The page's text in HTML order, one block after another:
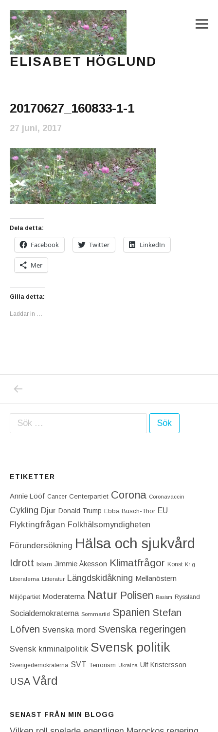
ELISABET HÖGLUND
20170627_160833-1-1
27 juni, 2017
Dela detta:
Facebook Twitter LinkedIn
Mer
Gilla detta:
Laddar in …
Inläggsnavigering
Sök efter:
ETIKETTER
Annie Lööf Cancer Centerpartiet‎ Corona Coronavaccin
Cykling Djur Donald Trump Ebba Busch-Thor EU
Flyktingfrågan Folkhälsomyndigheten
Förundersökning Hälsa och sjukvård
Idrott Islam Jimmie Åkesson Klimatfrågor Konst Krig
Liberalerna Litteratur Längdskidåkning Mellanöstern
Miljöpartiet Moderaterna Natur Polisen Rasism Ryssland
Socialdemokraterna Sommartid Spanien Stefan
Löfven Svenska mord Svenska regeringen
Svensk kriminalpolitik Svensk politik
Sverigedemokraterna SVT Terrorism Ukraina Ulf Kristersson
USA Vård
SENAST FRÅN MIN BLOGG